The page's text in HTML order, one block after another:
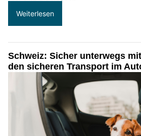
Weiterlesen
Schweiz: Sicher unterwegs
den sicheren Transport im